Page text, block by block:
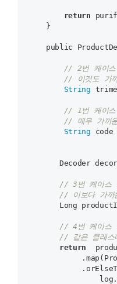
return
    }
public
// 2번 케이
// 이것도 가
String
// 1번 케이
// 매우 가까
String
Decoder
// 3번 케이스
// 이보다 가까
Long
// 4번 케이스
// 같은 클래스
return